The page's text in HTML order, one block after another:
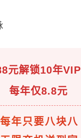
元解锁10年VIP
每年仅8.8元
每年只要八块八